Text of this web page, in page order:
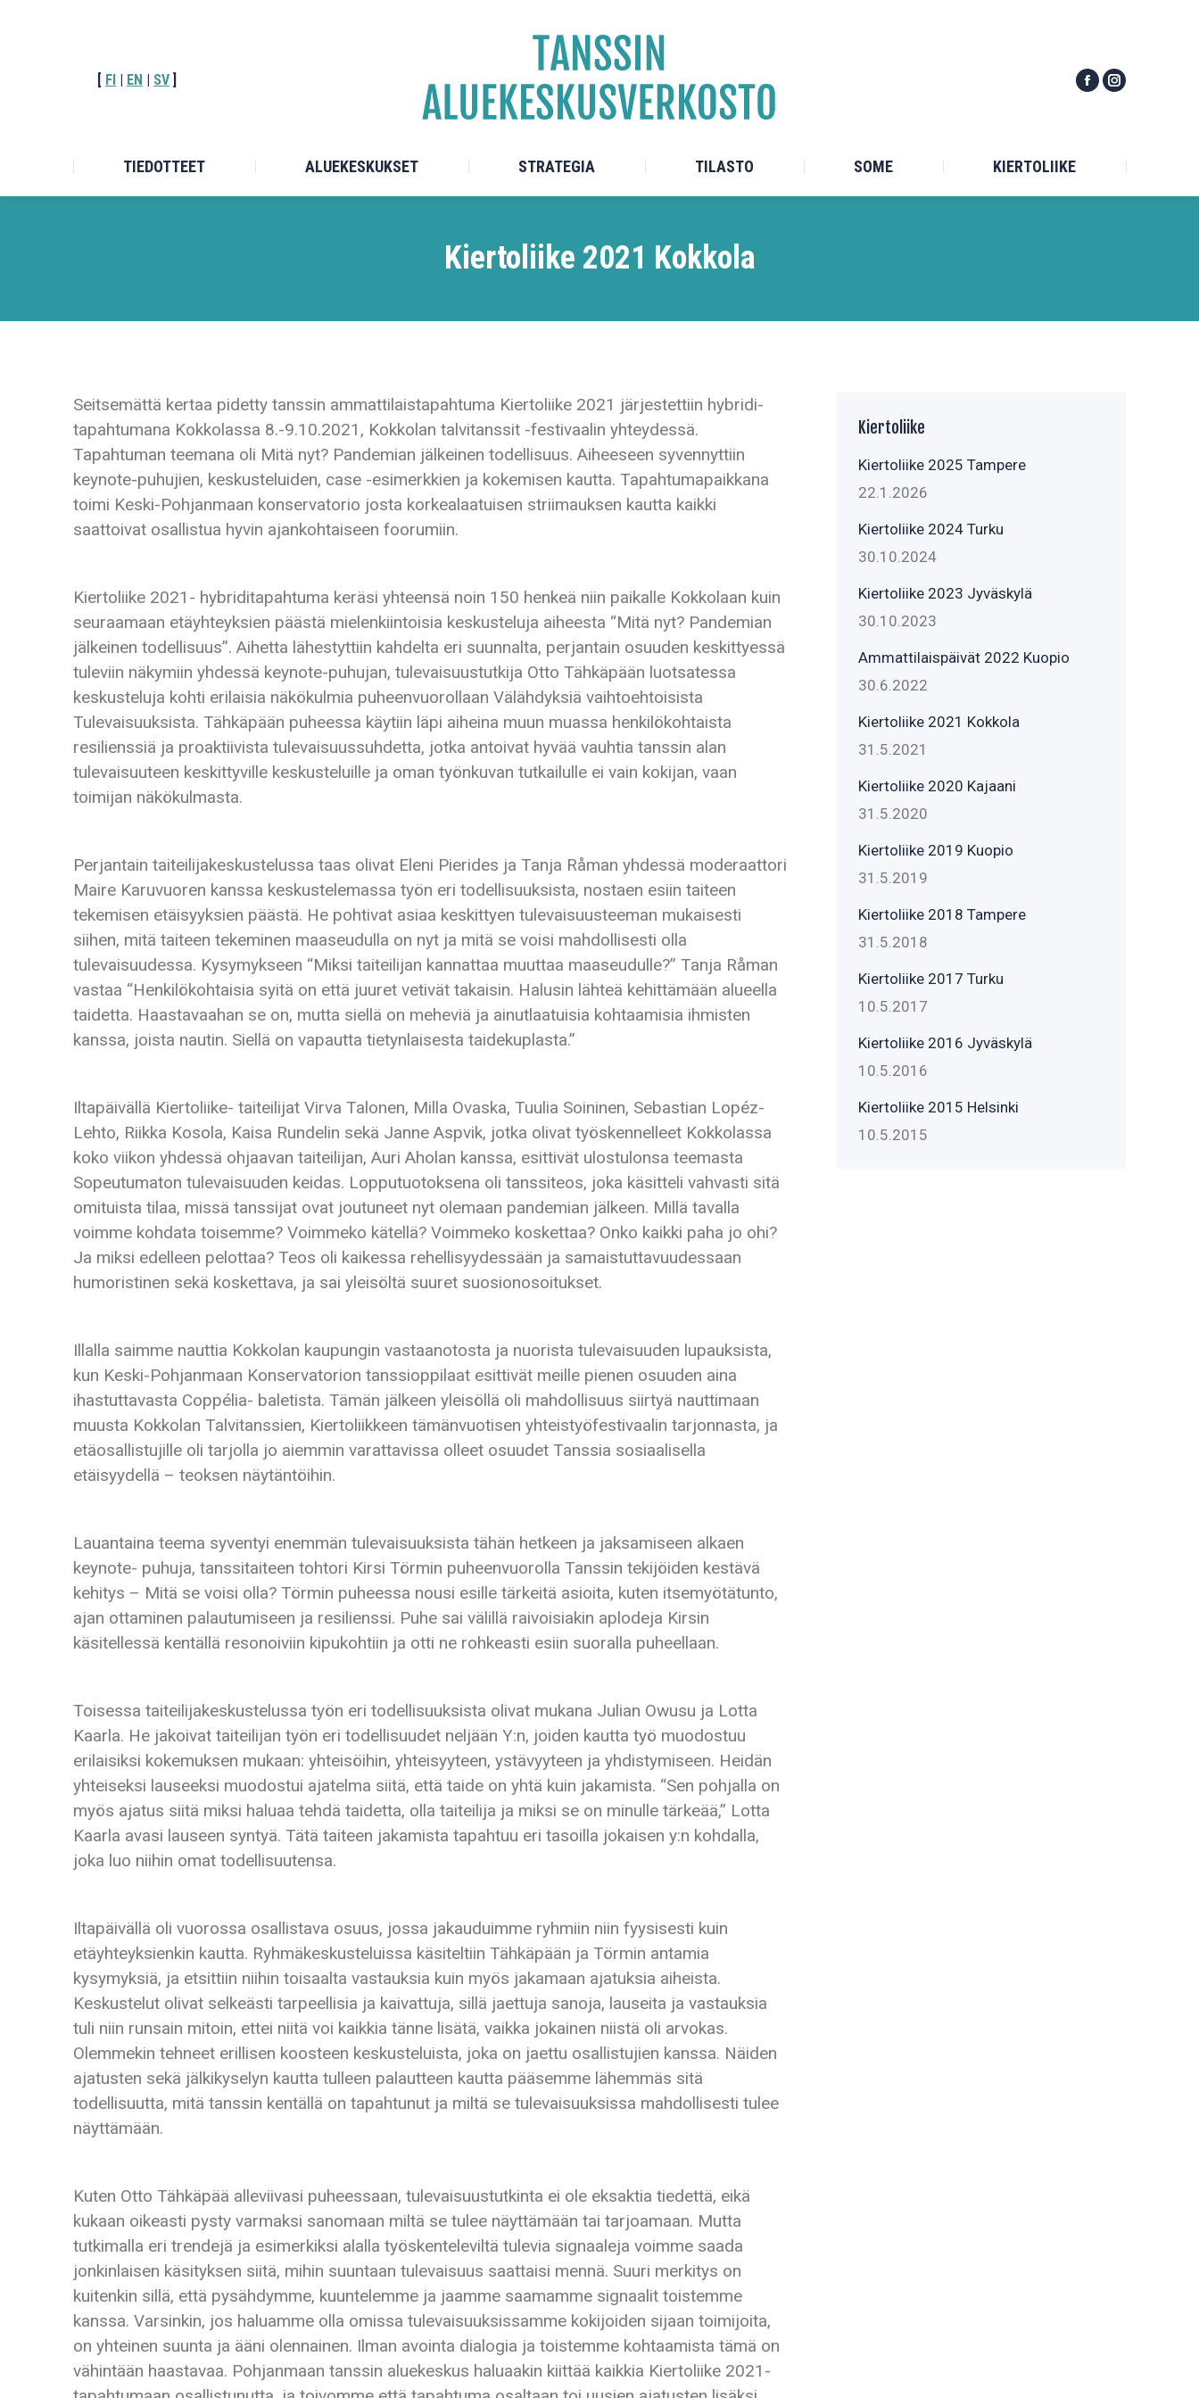
[ FI | EN | SV ]
TIEDOTTEET ALUEKESKUKSET STRATEGIA TILASTO SOME KIERTOLIIKE
Kiertoliike 2021 Kokkola
Seitsemättä kertaa pidetty tanssin ammattilaistapahtuma Kiertoliike 2021 järjestettiin hybridi-
tapahtumana Kokkolassa 8.-9.10.2021, Kokkolan talvitanssit -festivaalin yhteydessä.
Tapahtuman teemana oli Mitä nyt? Pandemian jälkeinen todellisuus. Aiheeseen syvennyttiin
keynote-puhujien, keskusteluiden, case -esimerkkien ja kokemisen kautta. Tapahtumapaikkana
toimi Keski-Pohjanmaan konservatorio josta korkealaatuisen striimauksen kautta kaikki
saattoivat osallistua hyvin ajankohtaiseen foorumiin.
Kiertoliike 2021- hybriditapahtuma keräsi yhteensä noin 150 henkeä niin paikalle Kokkolaan kuin
seuraamaan etäyhteyksien päästä mielenkiintoisia keskusteluja aiheesta “Mitä nyt? Pandemian
jälkeinen todellisuus”. Aihetta lähestyttiin kahdelta eri suunnalta, perjantain osuuden keskittyessä
tuleviin näkymiin yhdessä keynote-puhujan, tulevaisuustutkija Otto Tähkäpään luotsatessa
keskusteluja kohti erilaisia näkökulmia puheenvuorollaan Välähdyksiä vaihtoehtoisista
Tulevaisuuksista. Tähkäpään puheessa käytiin läpi aiheina muun muassa henkilökohtaista
resilienssiä ja proaktiivista tulevaisuussuhdetta, jotka antoivat hyvää vauhtia tanssin alan
tulevaisuuteen keskittyville keskusteluille ja oman työnkuvan tutkailulle ei vain kokijan, vaan
toimijan näkökulmasta.
Perjantain taiteilijakeskustelussa taas olivat Eleni Pierides ja Tanja Råman yhdessä moderaattori
Maire Karuvuoren kanssa keskustelemassa työn eri todellisuuksista, nostaen esiin taiteen
tekemisen etäisyyksien päästä. He pohtivat asiaa keskittyen tulevaisuusteeman mukaisesti
siihen, mitä taiteen tekeminen maaseudulla on nyt ja mitä se voisi mahdollisesti olla
tulevaisuudessa. Kysymykseen “Miksi taiteilijan kannattaa muuttaa maaseudulle?” Tanja Råman
vastaa “Henkilökohtaisia syitä on että juuret vetivät takaisin. Halusin lähteä kehittämään alueella
taidetta. Haastavaahan se on, mutta siellä on meheviä ja ainutlaatuisia kohtaamisia ihmisten
kanssa, joista nautin. Siellä on vapautta tietynlaisesta taidekuplasta.”
Iltapäivällä Kiertoliike- taiteilijat Virva Talonen, Milla Ovaska, Tuulia Soininen, Sebastian Lopéz-
Lehto, Riikka Kosola, Kaisa Rundelin sekä Janne Aspvik, jotka olivat työskennelleet Kokkolassa
koko viikon yhdessä ohjaavan taiteilijan, Auri Aholan kanssa, esittivät ulostulonsa teemasta
Sopeutumaton tulevaisuuden keidas. Lopputuotoksena oli tanssiteos, joka käsitteli vahvasti sitä
omituista tilaa, missä tanssijat ovat joutuneet nyt olemaan pandemian jälkeen. Millä tavalla
voimme kohdata toisemme? Voimmeko kätellä? Voimmeko koskettaa? Onko kaikki paha jo ohi?
Ja miksi edelleen pelottaa? Teos oli kaikessa rehellisyydessään ja samaistuttavuudessaan
humoristinen sekä koskettava, ja sai yleisöltä suuret suosionosoitukset.
Illalla saimme nauttia Kokkolan kaupungin vastaanotosta ja nuorista tulevaisuuden lupauksista,
kun Keski-Pohjanmaan Konservatorion tanssioppilaat esittivät meille pienen osuuden aina
ihastuttavasta Coppélia- baletista. Tämän jälkeen yleisöllä oli mahdollisuus siirtyä nauttimaan
muusta Kokkolan Talvitanssien, Kiertoliikkeen tämänvuotisen yhteistyöfestivaalin tarjonnasta, ja
etäosallistujille oli tarjolla jo aiemmin varattavissa olleet osuudet Tanssia sosiaalisella
etäisyydellä – teoksen näytäntöihin.
Lauantaina teema syventyi enemmän tulevaisuuksista tähän hetkeen ja jaksamiseen alkaen
keynote- puhuja, tanssitaiteen tohtori Kirsi Törmin puheenvuorolla Tanssin tekijöiden kestävä
kehitys – Mitä se voisi olla? Törmin puheessa nousi esille tärkeitä asioita, kuten itsemyötätunto,
ajan ottaminen palautumiseen ja resilienssi. Puhe sai välillä raivoisiakin aplodeja Kirsin
käsitellessä kentällä resonoiviin kipukohtiin ja otti ne rohkeasti esiin suoralla puheellaan.
Toisessa taiteilijakeskustelussa työn eri todellisuuksista olivat mukana Julian Owusu ja Lotta
Kaarla. He jakoivat taiteilijan työn eri todellisuudet neljään Y:n, joiden kautta työ muodostuu
erilaisiksi kokemuksen mukaan: yhteisöihin, yhteisyyteen, ystävyyteen ja yhdistymiseen. Heidän
yhteiseksi lauseeksi muodostui ajatelma siitä, että taide on yhtä kuin jakamista. “Sen pohjalla on
myös ajatus siitä miksi haluaa tehdä taidetta, olla taiteilija ja miksi se on minulle tärkeää,” Lotta
Kaarla avasi lauseen syntyä. Tätä taiteen jakamista tapahtuu eri tasoilla jokaisen y:n kohdalla,
joka luo niihin omat todellisuutensa.
Iltapäivällä oli vuorossa osallistava osuus, jossa jakauduimme ryhmiin niin fyysisesti kuin
etäyhteyksienkin kautta. Ryhmäkeskusteluissa käsiteltiin Tähkäpään ja Törmin antamia
kysymyksiä, ja etsittiin niihin toisaalta vastauksia kuin myös jakamaan ajatuksia aiheista.
Keskustelut olivat selkeästi tarpeellisia ja kaivattuja, sillä jaettuja sanoja, lauseita ja vastauksia
tuli niin runsain mitoin, ettei niitä voi kaikkia tänne lisätä, vaikka jokainen niistä oli arvokas.
Olemmekin tehneet erillisen koosteen keskusteluista, joka on jaettu osallistujien kanssa. Näiden
ajatusten sekä jälkikyselyn kautta tulleen palautteen kautta pääsemme lähemmäs sitä
todellisuutta, mitä tanssin kentällä on tapahtunut ja miltä se tulevaisuuksissa mahdollisesti tulee
näyttämään.
Kuten Otto Tähkäpää alleviivasi puheessaan, tulevaisuustutkinta ei ole eksaktia tiedettä, eikä
kukaan oikeasti pysty varmaksi sanomaan miltä se tulee näyttämään tai tarjoamaan. Mutta
tutkimalla eri trendejä ja esimerkiksi alalla työskenteleviltä tulevia signaaleja voimme saada
jonkinlaisen käsityksen siitä, mihin suuntaan tulevaisuus saattaisi mennä. Suuri merkitys on
kuitenkin sillä, että pysähdymme, kuuntelemme ja jaamme saamamme signaalit toistemme
kanssa. Varsinkin, jos haluamme olla omissa tulevaisuuksissamme kokijoiden sijaan toimijoita,
on yhteinen suunta ja ääni olennainen. Ilman avointa dialogia ja toistemme kohtaamista tämä on
vähintään haastavaa. Pohjanmaan tanssin aluekeskus haluaakin kiittää kaikkia Kiertoliike 2021-
Kiertoliike
Kiertoliike 2025 Tampere
22.1.2026
Kiertoliike 2024 Turku
30.10.2024
Kiertoliike 2023 Jyväskylä
30.10.2023
Ammattilaispäivät 2022 Kuopio
30.6.2022
Kiertoliike 2021 Kokkola
31.5.2021
Kiertoliike 2020 Kajaani
31.5.2020
Kiertoliike 2019 Kuopio
31.5.2019
Kiertoliike 2018 Tampere
31.5.2018
Kiertoliike 2017 Turku
10.5.2017
Kiertoliike 2016 Jyväskylä
10.5.2016
Kiertoliike 2015 Helsinki
10.5.2015
ALUEKESKUKSET STRATEGIA